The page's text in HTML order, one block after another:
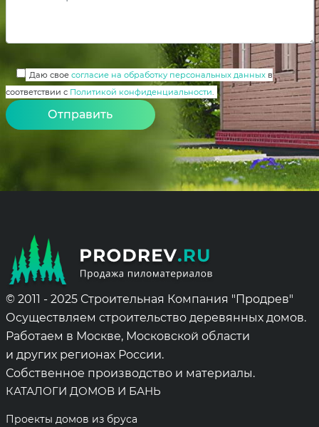
Даю свое согласие на обработку персональных данныхв
соответствии с Политикой конфиденциальности.
© 2011 - 2025 Строительная Компания "Продрев"
Осуществляем строительство деревянных домов.
Работаем в Москве, Московской области
и других регионах России.
Собственное производство и материалы.
КАТАЛОГИ ДОМОВ И БАНЬ
Проекты домов из бруса